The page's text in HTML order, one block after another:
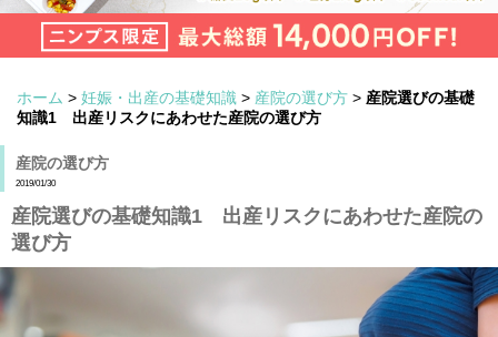
ホーム > 妊娠・出産の基礎知識 > 産院の選び方 > 産院選びの基礎
知識1 出産リスクにあわせた産院の選び方
産院の選び方
2019/01/30
産院選びの基礎知識1 出産リスクにあわせた産院の
選び方